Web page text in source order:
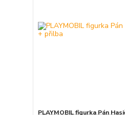
PLAYMOBIL figurka Pán